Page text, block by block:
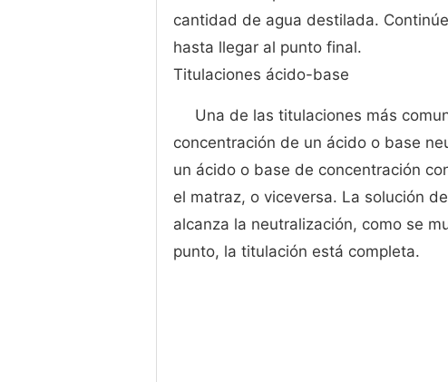
cantidad de agua destilada.
hasta llegar al punto final.
Titulaciones ácido-base
Una de las titulaciones más
concentración de un ácido o base
un ácido o base de concentración
el matraz, o viceversa. La solución
alcanza la neutralización, como se
punto, la titulación está completa.